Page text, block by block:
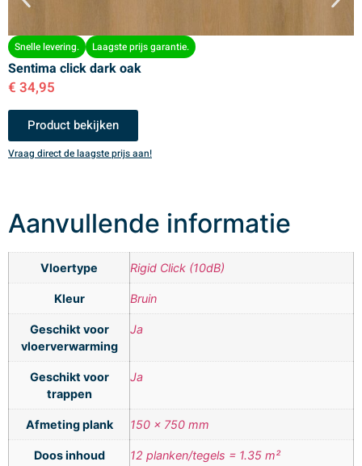
Snelle levering. Laagste prijs garantie.
Sentima click dark oak
€ 34,95
Product bekijken
Vraag direct de laagste prijs aan!
Aanvullende informatie
Vloertype Rigid Click (10dB)
Kleur Bruin
Geschikt voor
vloerverwarming
Ja
Geschikt voor
trappen
Ja
Afmeting plank 150 x 750 mm
Doos inhoud 12 planken/tegels = 1.35 m²